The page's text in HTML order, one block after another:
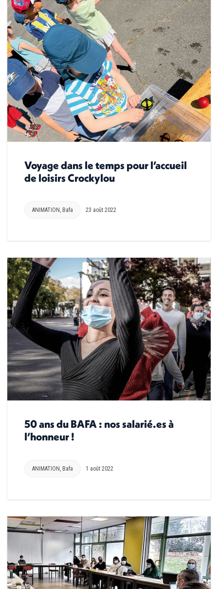
Voyage dans le temps pour l’accueil
de loisirs Crockylou
ANIMATION , Bafa 23 août 2022
50 ans du BAFA : nos salarié.es à
l’honneur !
ANIMATION , Bafa 1 août 2022